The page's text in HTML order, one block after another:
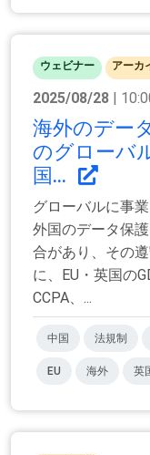
ウェビナー アーカ
2025/08/28 |
海外のデー
のグローバ
国...
グローバルに事
外国のデータ保
合があり、その
に、EU・英国の
CCPA、...
中国 法規制
EU 海外 英